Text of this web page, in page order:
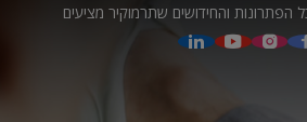
הפתרונות והחידושים שתרמוקיר מציעים